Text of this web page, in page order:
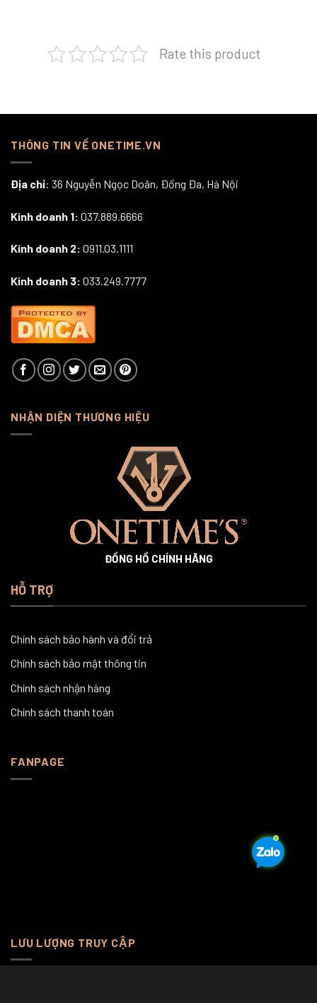
Rate this product
THÔNG TIN VỀ ONETIME.VN
Địa chỉ: 36 Nguyễn Ngọc Doãn, Đống Đa, Hà Nội
Kinh doanh 1: 037.889.6666
Kinh doanh 2: 0911.03.1111
Kinh doanh 3: 033.249.7777
NHẬN DIỆN THƯƠNG HIỆU
ĐỒNG HỒ CHÍNH HÃNG
HỖ TRỢ
Chính sách bảo hành và đổi trả
Chính sách bảo mật thông tin
Chính sách nhận hàng
Chính sách thanh toán
FANPAGE
LƯU LƯỢNG TRUY CẬP